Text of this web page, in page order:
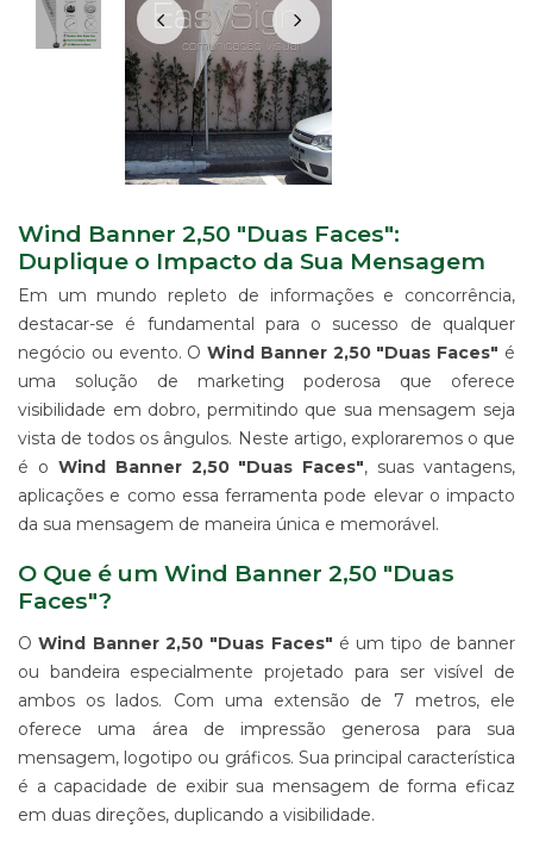
DIGITAL
EM
IMPRESSÃO
DIGITAL
PAPEL
DIGITAL
UV
EM
CHAPA
IMPRESSÃO
DIGITAL
SUBLIMÁTICA
EM
IMPRESSÃO
DTG
EM
SUPORTE
PARA
WIND
ESTRUTURAS
PROPAGANDA
PRODUTO
PROMOCIONAL
Wind Banner 2,50 "Duas Faces":
Duplique o Impacto da Sua Mensagem
Em um mundo repleto de informações e concorrência,
destacar-se é fundamental para o sucesso de qualquer
negócio ou evento. OWind Banner 2,50 "Duas Faces" é
uma solução de marketing poderosa que oferece
visibilidade em dobro, permitindo que sua mensagem seja
vista de todos os ângulos. Neste artigo, exploraremos o que
é o Wind Banner 2,50 "Duas Faces", suas vantagens,
aplicações e como essa ferramenta pode elevar o impacto
da sua mensagem de maneira única e memorável.
O Que é um Wind Banner 2,50 "Duas
Faces"?
OWind Banner 2,50 "Duas Faces" é um tipo de banner
ou bandeira especialmente projetado para ser visível de
ambos os lados. Com uma extensão de 7 metros, ele
oferece uma área de impressão generosa para sua
mensagem, logotipo ou gráficos. Sua principal característica
é a capacidade de exibir sua mensagem de forma eficaz
em duas direções, duplicando a visibilidade.